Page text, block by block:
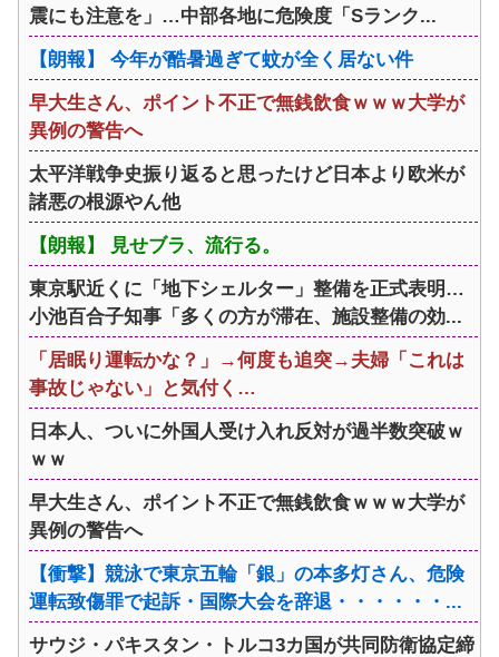
震にも注意を」…中部各地に危険度「Sランク...
【朗報】 今年が酷暑過ぎて蚊が全く居ない件
早大生さん、ポイント不正で無銭飲食ｗｗｗ大学が
異例の警告へ
太平洋戦争史振り返ると思ったけど日本より欧米が
諸悪の根源やん他
【朗報】 見せブラ、流行る。
東京駅近くに「地下シェルター」整備を正式表明…
小池百合子知事「多くの方が滞在、施設整備の効...
「居眠り運転かな？」→何度も追突→夫婦「これは
事故じゃない」と気付く…
日本人、ついに外国人受け入れ反対が過半数突破ｗ
ｗｗ
早大生さん、ポイント不正で無銭飲食ｗｗｗ大学が
異例の警告へ
【衝撃】競泳で東京五輪「銀」の本多灯さん、危険
運転致傷罪で起訴・国際大会を辞退・・・・・・...
サウジ・パキスタン・トルコ3カ国が共同防衛協定締